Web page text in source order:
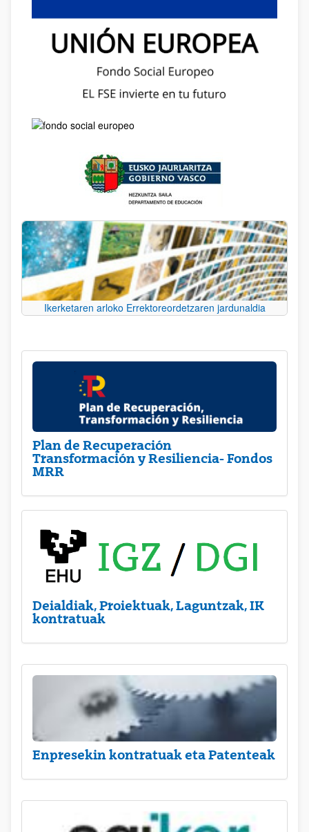
Ikerketaren arloko Errektoreordetzaren jardunaldia
Plan de Recuperación
Transformación y Resiliencia- Fondos
MRR
Deialdiak, Proiektuak, Laguntzak, IK
kontratuak
Enpresekin kontratuak eta Patenteak